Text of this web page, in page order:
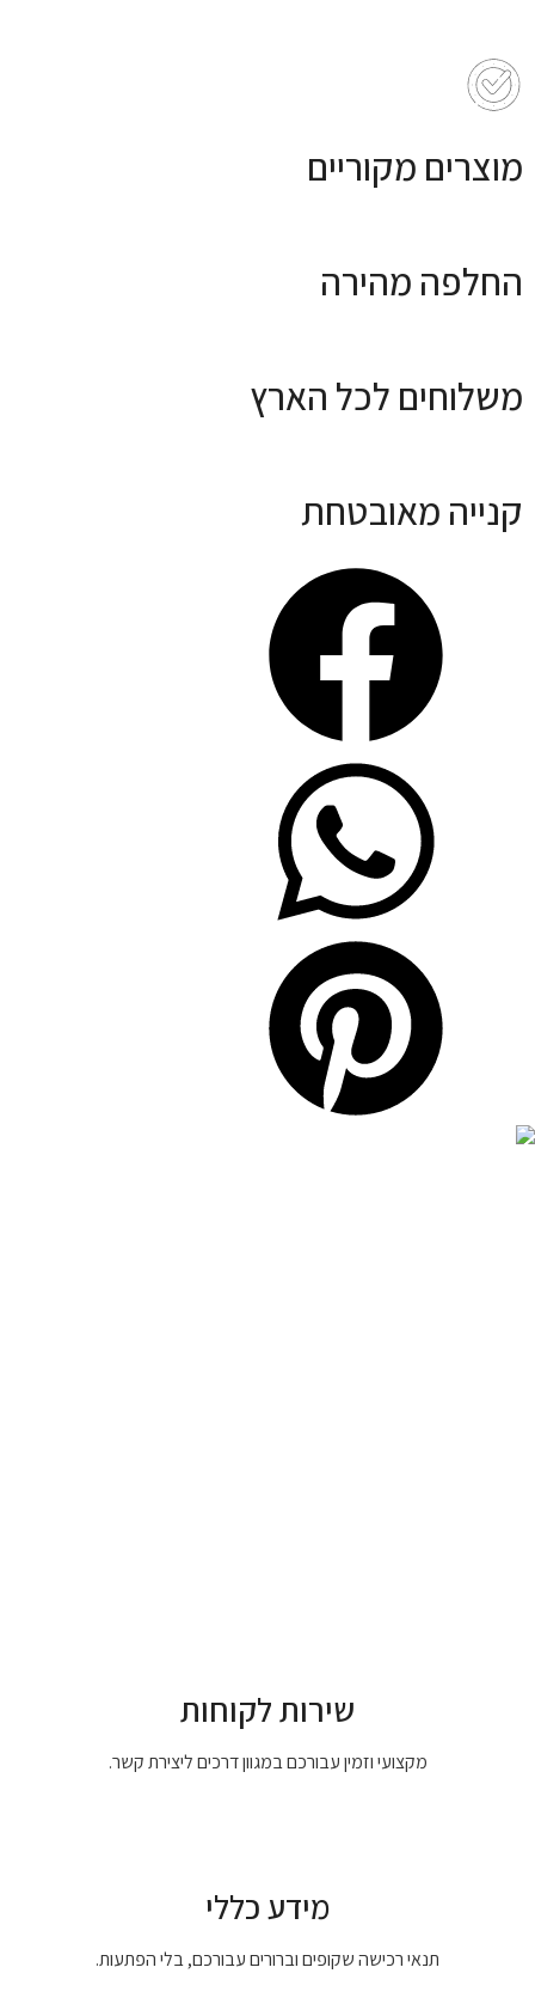
מוצרים מקוריים
החלפה מהירה
משלוחים לכל הארץ
קנייה מאובטחת
שירות לקוחות
מקצועי וזמין עבורכם במגוון דרכים ליצירת קשר.
מידע כללי
תנאי רכישה שקופים וברורים עבורכם, בלי הפתעות.